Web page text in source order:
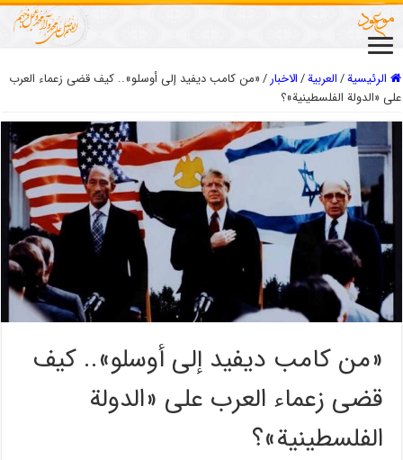
الرئيسية/العربیة/الاخبار/«من كامب ديفيد إلى أوسلو».. كيف قضى زعماء العرب
على «الدولة الفلسطينية»؟
«من كامب ديفيد إلى أوسلو».. كيف
قضى زعماء العرب على «الدولة
الفلسطينية»؟